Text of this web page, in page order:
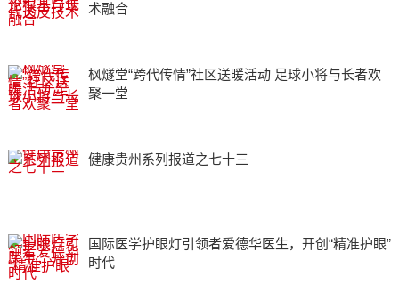
术融合
枫燧堂“跨代传情”社区送暖活动 足球小将与长者欢
聚一堂
健康贵州系列报道之七十三
国际医学护眼灯引领者爱德华医生，开创“精准护眼”
时代